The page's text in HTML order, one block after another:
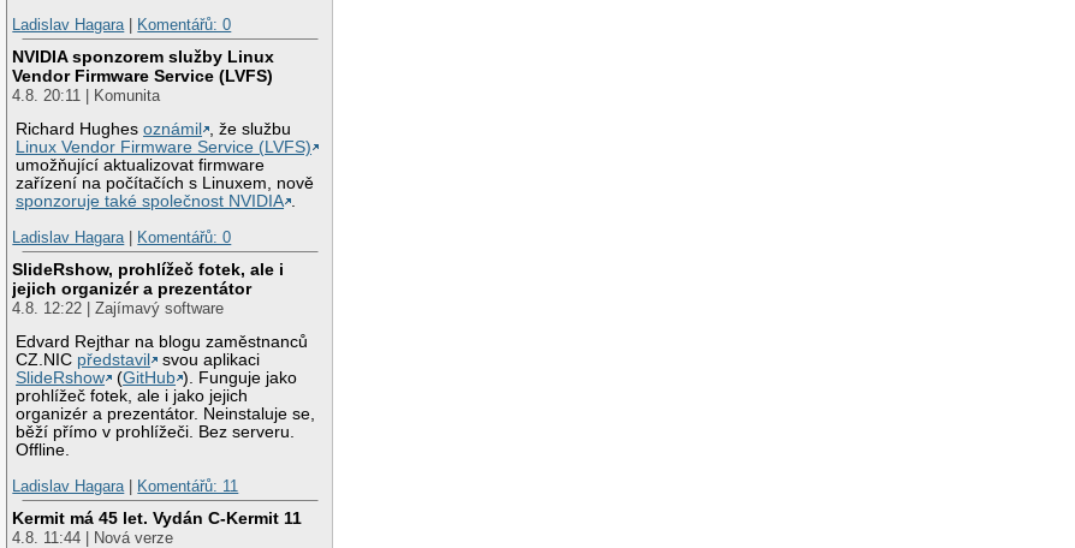
Ladislav Hagara| Komentářů: 0
NVIDIA sponzorem služby Linux
Vendor Firmware Service (LVFS)
4.8. 20:11 | Komunita
Richard Hughesoznámil
, že službu
Linux Vendor Firmware Service (LVFS)
umožňující aktualizovat firmware
zařízení na počítačích s Linuxem, nově
sponzoruje také společnost NVIDIA .
Ladislav Hagara| Komentářů: 0
SlideRshow, prohlížeč fotek, ale i
jejich organizér a prezentátor
4.8. 12:22 | Zajímavý software
Edvard Rejthar na blogu zaměstnanců
CZ.NIC představil
svou aplikaci
SlideRshow
(GitHub ). Funguje jako
prohlížeč fotek, ale i jako jejich
organizér a prezentátor. Neinstaluje se,
běží přímo v prohlížeči. Bez serveru.
Offline.
Ladislav Hagara| Komentářů: 11
Kermit má 45 let. Vydán C-Kermit 11
4.8. 11:44 | Nová verze